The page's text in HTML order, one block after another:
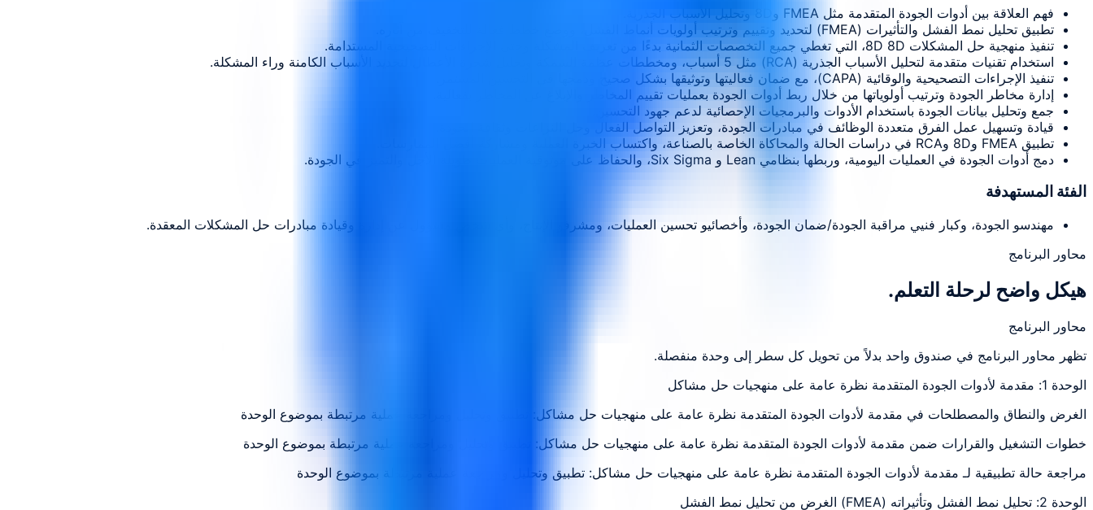
فهم العلاقة بين أدوات الجودة المتقدمة مثل FMEA و8D وتحليل الأسباب الجذرية.
تطبيق تحليل نمط الفشل والتأثيرات (FMEA) لتحديد وتقييم وترتيب أولويات أنماط الفشل، ووضع خطط فعالة للتخفيف من آثاره.
تنفيذ منهجية حل المشكلات 8D 8D، التي تغطي جميع التخصصات الثمانية بدءًا من تعريف المشكلة وحتى الإجراءات التصحيحية المستدامة.
استخدام تقنيات متقدمة لتحليل الأسباب الجذرية (RCA) مثل 5 أسباب، ومخططات عظمة السمكة وتحليل شجرة الأعطال لتحديد الأسباب الكامنة وراء المشكلة.
تنفيذ الإجراءات التصحيحية والوقائية (CAPA)، مع ضمان فعاليتها وتوثيقها بشكل صحيح ودمجها في التحسين المستمر.
إدارة مخاطر الجودة وترتيب أولوياتها من خلال ربط أدوات الجودة بعمليات تقييم المخاطر والإبلاغ عن المخاطر بفعالية.
جمع وتحليل بيانات الجودة باستخدام الأدوات والبرمجيات الإحصائية لدعم جهود التحسين.
قيادة وتسهيل عمل الفرق متعددة الوظائف في مبادرات الجودة، وتعزيز التواصل الفعال وحل النزاعات وثقافة الجودة.
تطبيق FMEA و8D وRCA في دراسات الحالة والمحاكاة الخاصة بالصناعة، واكتساب الخبرة العملية ومشاركة أفضل الممارسات.
دمج أدوات الجودة في العمليات اليومية، وربطها بنظامي Lean و Six Sigma، والحفاظ على موثوقية العمليات طويلة الأجل والتميز في الجودة.
الفئة المستهدفة
مهندسو الجودة، وكبار فنيي مراقبة الجودة/ضمان الجودة، وأخصائيو تحسين العمليات، ومشرفو الإنتاج، وأي شخص مسؤول عن إدارة وقيادة مبادرات حل المشكلات المعقدة.
محاور البرنامج
هيكل واضح لرحلة التعلم.
محاور البرنامج
تظهر محاور البرنامج في صندوق واحد بدلاً من تحويل كل سطر إلى وحدة منفصلة.
الوحدة 1: مقدمة لأدوات الجودة المتقدمة نظرة عامة على منهجيات حل مشاكل
الغرض والنطاق والمصطلحات في مقدمة لأدوات الجودة المتقدمة نظرة عامة على منهجيات حل مشاكل: تطبيق وتحليل ومراجعة عملية مرتبطة بموضوع الوحدة
خطوات التشغيل والقرارات ضمن مقدمة لأدوات الجودة المتقدمة نظرة عامة على منهجيات حل مشاكل: تطبيق وتحليل ومراجعة عملية مرتبطة بموضوع الوحدة
مراجعة حالة تطبيقية لـ مقدمة لأدوات الجودة المتقدمة نظرة عامة على منهجيات حل مشاكل: تطبيق وتحليل ومراجعة عملية مرتبطة بموضوع الوحدة
الوحدة 2: تحليل نمط الفشل وتأثيراته (FMEA) الغرض من تحليل نمط الفشل